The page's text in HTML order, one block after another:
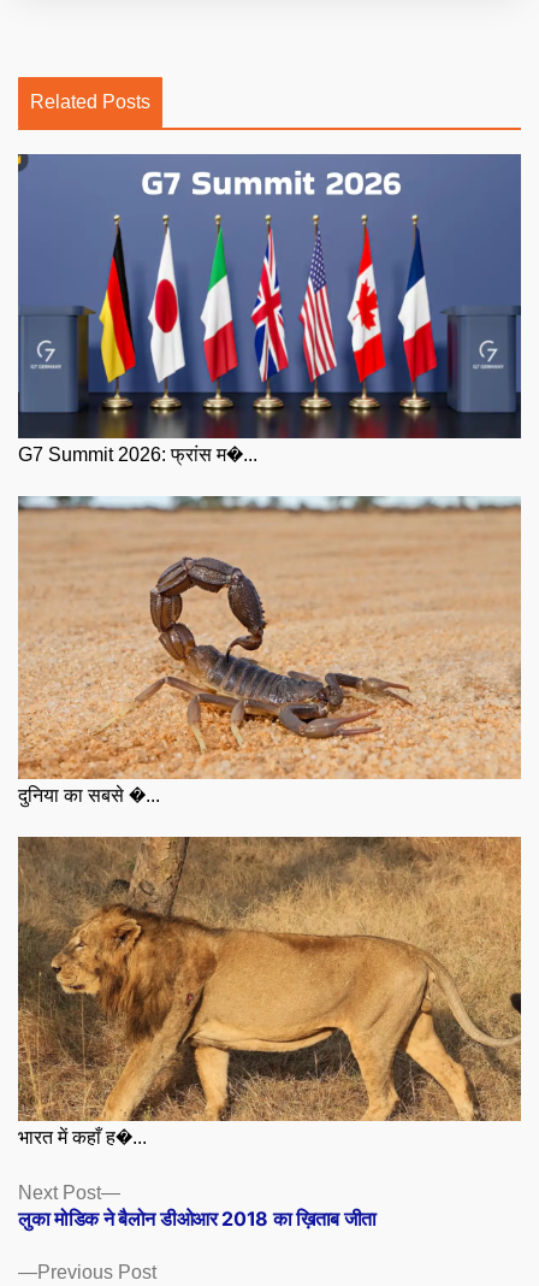
Related Posts
G7 Summit 2026: फ्रांस म�...
दुनिया का सबसे �...
भारत में कहाँ ह�...
Posts
navigation
Previous PostPrevious
Next Post
Next
post:
लुका मोडिक ने बैलोन डीओआर 2018 का ख़िताब जीता